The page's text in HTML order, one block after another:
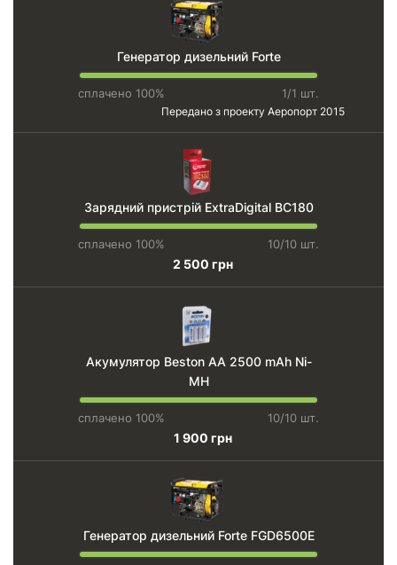
Генератор дизельний Forte
сплачено 100%
1/1 шт.
Передано з проекту Аеропорт 2015
Зарядний пристрій ExtraDigital BC180
сплачено 100% 10/10 шт.
2 500 грн
Акумулятор Beston AA 2500 mAh Ni-
MH
сплачено 100% 10/10 шт.
1 900 грн
Генератор дизельний Forte FGD6500E